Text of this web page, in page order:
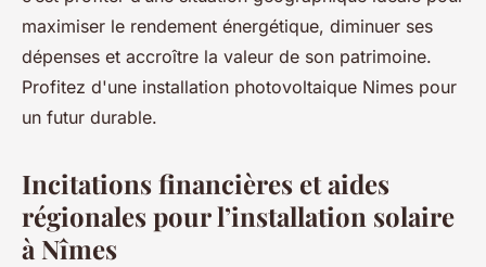
maximiser le rendement énergétique, diminuer ses
dépenses et accroître la valeur de son patrimoine.
Profitez d'une installation photovoltaique Nimes pour
un futur durable.
Incitations financières et aides
régionales pour l’installation solaire
à Nîmes